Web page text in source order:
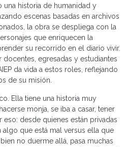
una historia de humanidad y
escenas basadas en archivos
la obra se despliega con la
que enriquecen la
su recorrido en el diario vivir.
egresadas y estudiantes
da vida a estos roles, reflejando
de su misión.
Ella tiene una historia muy
monja, se iba a casar, tener
eso: desde quienes están privadas
que está mal versus ella que
no duerme allá, pasa muchas